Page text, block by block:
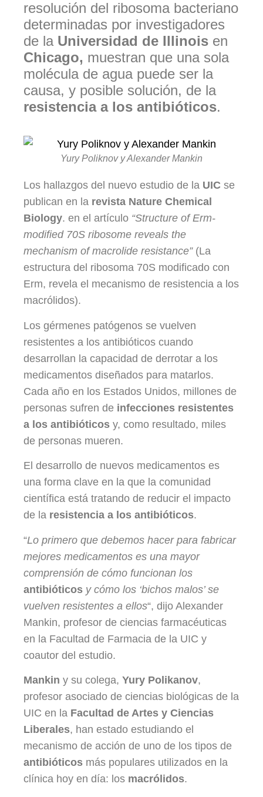
resolución del ribosoma bacteriano
determinadas por investigadores
de la Universidad de Illinois en
Chicago, muestran que una sola
molécula de agua puede ser la
causa, y posible solución, de la
resistencia a los antibióticos.
Yury Poliknov y Alexander Mankin
Los hallazgos del nuevo estudio de la UIC se
publican en la revista Nature Chemical
Biology. en el artículo “Structure of Erm-
modified 70S ribosome reveals the
mechanism of macrolide resistance”(La
estructura del ribosoma 70S modificado con
Erm, revela el mecanismo de resistencia a los
macrólidos).
Los gérmenes patógenos se vuelven
resistentes a los antibióticos cuando
desarrollan la capacidad de derrotar a los
medicamentos diseñados para matarlos.
Cada año en los Estados Unidos, millones de
personas sufren de infecciones resistentes
a los antibióticos y, como resultado, miles
de personas mueren.
El desarrollo de nuevos medicamentos es
una forma clave en la que la comunidad
científica está tratando de reducir el impacto
de la resistencia a los antibióticos.
“Lo primero que debemos hacer para fabricar
mejores medicamentos es una mayor
comprensión de cómo funcionan los
antibióticos y cómo los ‘bichos malos’ se
vuelven resistentes a ellos“, dijo Alexander
Mankin, profesor de ciencias farmacéuticas
en la Facultad de Farmacia de la UIC y
coautor del estudio.
Mankin y su colega, Yury Polikanov,
profesor asociado de ciencias biológicas de la
UIC en la Facultad de Artes y Ciencias
Liberales, han estado estudiando el
mecanismo de acción de uno de los tipos de
antibióticos más populares utilizados en la
clínica hoy en día: los macrólidos.